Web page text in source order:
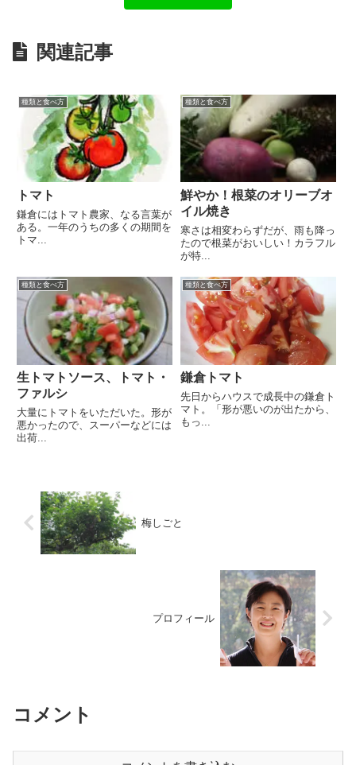
関連記事
種類と食べ方
トマト
鎌倉にはトマト農家、なる言葉が
ある。一年のうちの多くの期間を
トマ...
種類と食べ方
鮮やか！根菜のオリーブオ
イル焼き
寒さは相変わらずだが、雨も降っ
たので根菜がおいしい！カラフル
が特...
種類と食べ方
生トマトソース、トマト・
ファルシ
大量にトマトをいただいた。形が
悪かったので、スーパーなどには
出荷...
種類と食べ方
鎌倉トマト
先日からハウスで成長中の鎌倉ト
マト。「形が悪いのが出たから、
もっ...
梅しごと
プロフィール
コメント